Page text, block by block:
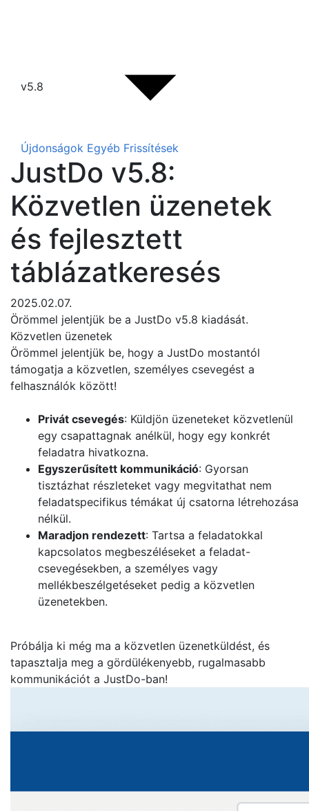
v5.8
Újdonságok Egyéb Frissítések
JustDo v5.8:
Közvetlen üzenetek
és fejlesztett
táblázatkeresés
2025.02.07.
Örömmel jelentjük be a JustDo v5.8 kiadását.
Közvetlen üzenetek
Örömmel jelentjük be, hogy a JustDo mostantól
támogatja a közvetlen, személyes csevegést a
felhasználók között!
Privát csevegés: Küldjön üzeneteket közvetlenül
egy csapattagnak anélkül, hogy egy konkrét
feladatra hivatkozna.
Egyszerűsített kommunikáció: Gyorsan
tisztázhat részleteket vagy megvitathat nem
feladatspecifikus témákat új csatorna létrehozása
nélkül.
Maradjon rendezett: Tartsa a feladatokkal
kapcsolatos megbeszéléseket a feladat-
csevegésekben, a személyes vagy
mellékbeszélgetéseket pedig a közvetlen
üzenetekben.
Próbálja ki még ma a közvetlen üzenetküldést, és
tapasztalja meg a gördülékenyebb, rugalmasabb
kommunikációt a JustDo-ban!